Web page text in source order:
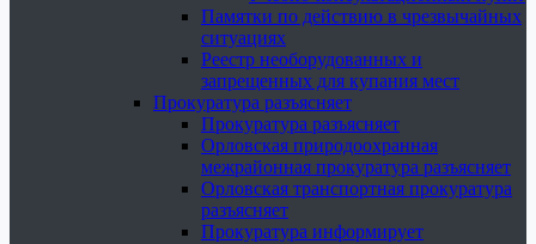
Памятки по действию в чрезвычайных
ситуациях
Реестр необорудованных и
запрещенных для купания мест
Прокуратура разъясняет
Прокуратура разъясняет
Орловская природоохранная
межрайонная прокуратура разъясняет
Орловская транспортная прокуратура
разъясняет
Прокуратура информирует